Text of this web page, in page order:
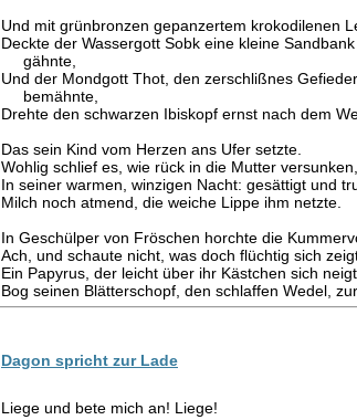
Und mit grünbronzen gepanzertem krokodilenen
Deckte der Wassergott Sobk eine kleine
gähnte,
Und der Mondgott Thot, den zerschlißnes Gefieder
bemähnte,
Drehte den schwarzen Ibiskopf ernst nach dem
Das sein Kind vom Herzen ans Ufer setzte.
Wohlig schlief es, wie rück in die Mutter versunken,
In seiner warmen, winzigen Nacht: gesättigt und
Milch noch atmend, die weiche Lippe ihm netzte.
In Geschülper von Fröschen horchte die
Ach, und schaute nicht, was doch flüchtig sich
Ein Papyrus, der leicht über ihr Kästchen sich
Bog seinen Blätterschopf, den schlaffen Wedel,
Dagon spricht zur Lade
Liege und bete mich an! Liege!